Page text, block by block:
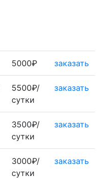
5000₽ заказать
5500₽/
сутки
заказать
3500₽/
сутки
заказать
3000₽/
сутки
заказать